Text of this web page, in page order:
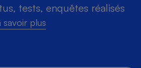
tests, enquêtes réalisés
savoir plus